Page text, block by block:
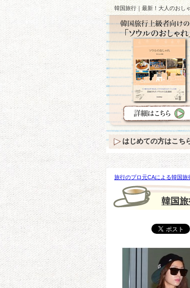
韓国旅行｜最新！大人のおし
旅行のプロ元CAによる韓国
人のおしゃれな空港ファッシ
韓国
はじめての方はこち